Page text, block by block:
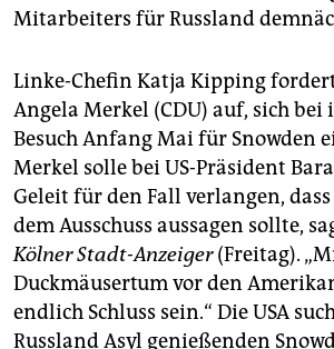
Mitarbeiters für Russland
Linke-Chefin Katja Kipping
Angela Merkel (CDU) auf, sich bei
Besuch Anfang Mai für Snowden
Merkel solle bei US-Präsident
Geleit für den Fall verlangen,
dem Ausschuss aussagen sollte,
Kölner Stadt-Anzeiger(Freitag).
Duckmäusertum vor den
endlich Schluss sein.“ Die USA
Russland Asyl genießenden